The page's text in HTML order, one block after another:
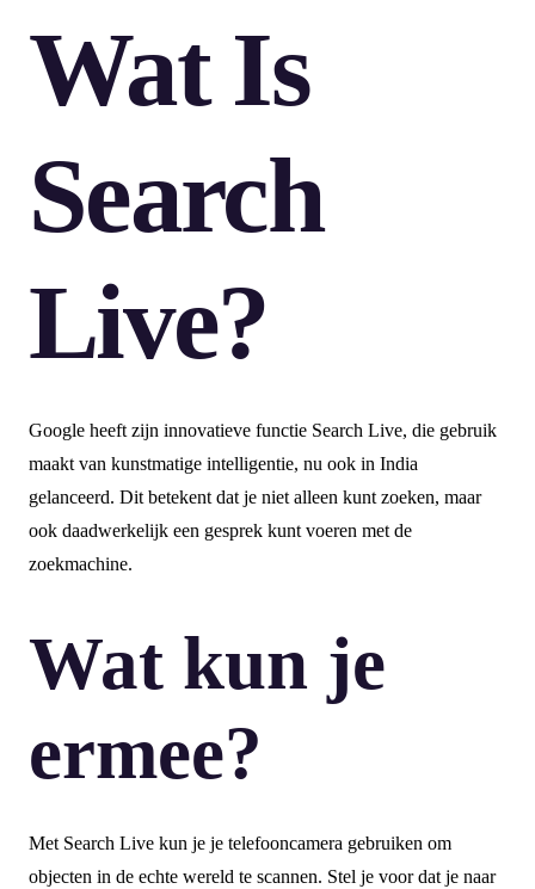
Wat Is
Search
Live?
Google heeft zijn innovatieve functie Search Live, die gebruik
maakt van kunstmatige intelligentie, nu ook in India
gelanceerd. Dit betekent dat je niet alleen kunt zoeken, maar
ook daadwerkelijk een gesprek kunt voeren met de
zoekmachine.
Wat kun je
ermee?
Met Search Live kun je je telefooncamera gebruiken om
objecten in de echte wereld te scannen. Stel je voor dat je naar